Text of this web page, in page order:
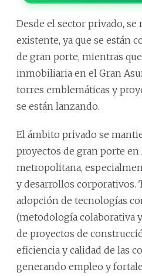
Desde el sector privado,
existente, ya que se están
de gran porte, mientras
inmobiliaria en el Gran
torres emblemáticas y
se están lanzando.
El ámbito privado se
proyectos de gran porte en
metropolitana,
y desarrollos corporativos.
adopción de tecnologías
(metodología colaborativa
de proyectos de
eficiencia y calidad de las
generando empleo y